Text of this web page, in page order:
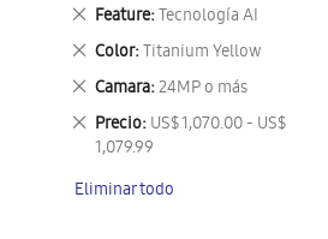
Feature Tecnología AI
Eliminar
este
artículo
Color Titanium Yellow
Eliminar
este
artículo
Camara 24MP o más
Eliminar
este
artículo
Precio US$ 1,070.00 - US$
1,079.99
Eliminar
este
Eliminar todo